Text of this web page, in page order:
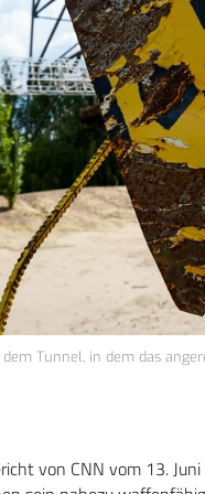
Tunnel, in dem das
von CNN vom 13.